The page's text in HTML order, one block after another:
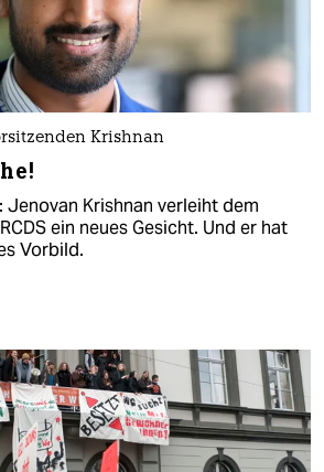
Krishnan
Jenovan Krishnan verleiht dem
ein neues Gesicht. Und er hat
Vorbild.